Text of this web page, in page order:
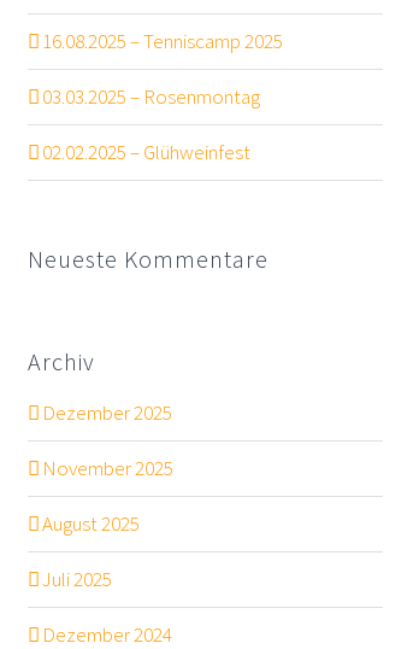
16.08.2025 – Tenniscamp 2025
03.03.2025 – Rosenmontag
02.02.2025 – Glühweinfest
Neueste Kommentare
Archiv
Dezember 2025
November 2025
August 2025
Juli 2025
Dezember 2024